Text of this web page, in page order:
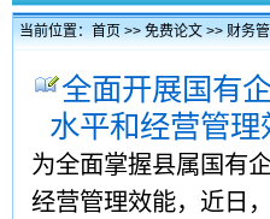
当前位置：首页>>免费论文>>财务
全面开展国有
水平和经营管理
为全面掌握县属国有
经营管理效能，近日